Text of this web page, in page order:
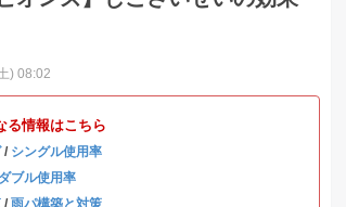
) 08:02
る情報はこちら
/ シングル使用率
ダブル使用率